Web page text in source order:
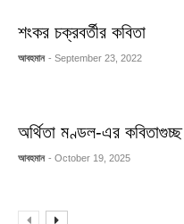
শংকর চক্রবর্তীর কবিতা
আবহমান - September 23, 2022
অর্থিতা মণ্ডল-এর কবিতাগুচ্ছ
আবহমান - October 19, 2025